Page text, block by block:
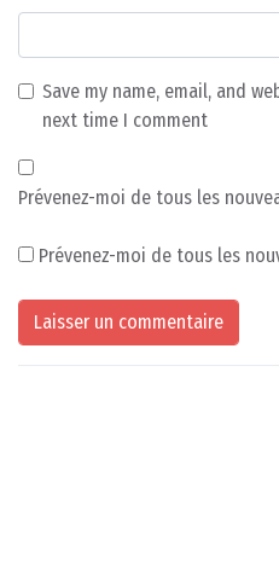
Save my name, email, and
next time I comment
Prévenez-moi de tous les
Prévenez-moi de tous les